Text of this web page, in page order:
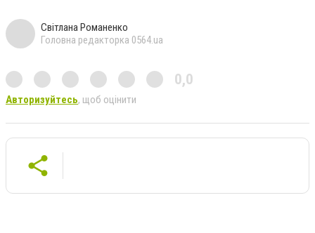
Світлана Романенко
Головна редакторка 0564.ua
0,0
Авторизуйтесь, щоб оцінити